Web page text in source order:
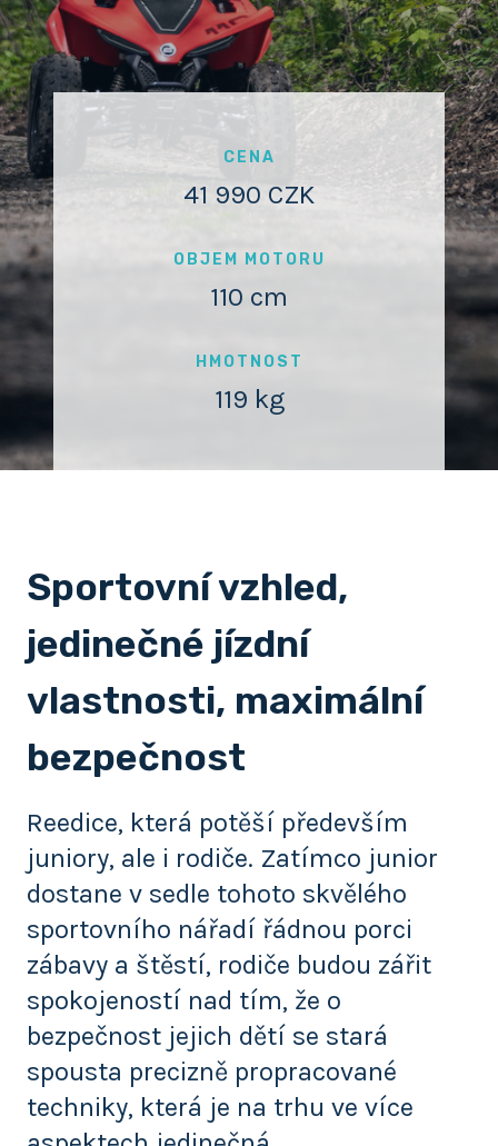
CENA
41 990 CZK
OBJEM MOTORU
110 cm
HMOTNOST
119 kg
Sportovní vzhled,
jedinečné jízdní
vlastnosti, maximální
bezpečnost
Reedice, která potěší především
juniory, ale i rodiče. Zatímco junior
dostane v sedle tohoto skvělého
sportovního nářadí řádnou porci
zábavy a štěstí, rodiče budou zářit
spokojeností nad tím, že o
bezpečnost jejich dětí se stará
spousta precizně propracované
techniky, která je na trhu ve více